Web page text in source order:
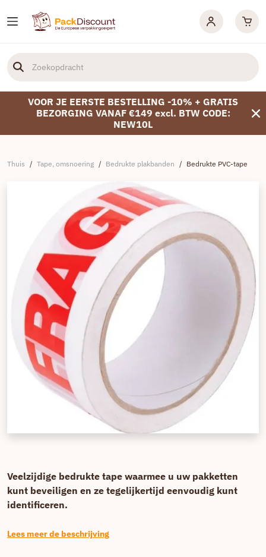
VOOR JE EERSTE BESTELLING -10% + GRATIS
BEZORGING VANAF €149 excl. BTW CODE:
NEW10L
Thuis / Tape, omsnoering / Bedrukte plakbanden / Bedrukte PVC-tape
Veelzijdige bedrukte tape waarmee u uw pakketten
kunt beveiligen en ze tegelijkertijd eenvoudig kunt
identificeren.
Lees meer de beschrijving